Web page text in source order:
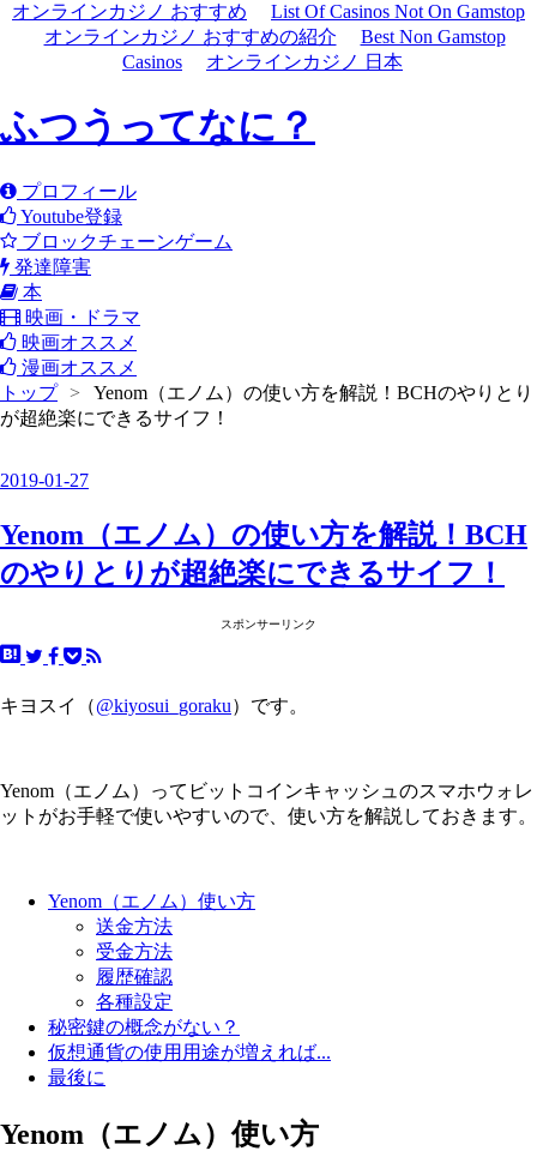
オンラインカジノ おすすめ
List Of Casinos Not On Gamstop
オンラインカジノ おすすめの紹介
Best Non Gamstop
Casinos
オンラインカジノ 日本
ふつうってなに？
プロフィール
Youtube登録
ブロックチェーンゲーム
発達障害
本
映画・ドラマ
映画オススメ
漫画オススメ
トップ
>
Yenom（エノム）の使い方を解説！BCHのやりとり
が超絶楽にできるサイフ！
2019-01-27
Yenom（エノム）の使い方を解説！BCH
のやりとりが超絶楽にできるサイフ！
スポンサーリンク
キヨスイ（@kiyosui_goraku）です。
Yenom（エノム）ってビットコインキャッシュのスマホウォレ
ットがお手軽で使いやすいので、使い方を解説しておきます。
Yenom（エノム）使い方
送金方法
受金方法
履歴確認
各種設定
秘密鍵の概念がない？
仮想通貨の使用用途が増えれば...
最後に
Yenom（エノム）使い方